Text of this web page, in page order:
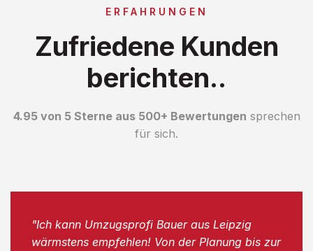
ERFAHRUNGEN
Zufriedene Kunden
berichten..
4.95 von 5 Sterne aus 500+ Bewertungen sprechen
für sich.
"Ich kann Umzugsprofi Bauer aus Leipzig
wärmstens empfehlen! Von der Planung bis zur